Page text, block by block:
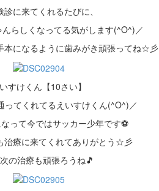
診に来てくれるたびに、
らしくなってる気がします(^O^)／
本になるように歯みがき頑張ってね☆彡
すけくん【10さい】
ってくれてるえいすけくん(^O^)／
って今ではサッカー少年です⚽
治療に来てくれてありがとう☆彡
の治療も頑張ろうね🎵